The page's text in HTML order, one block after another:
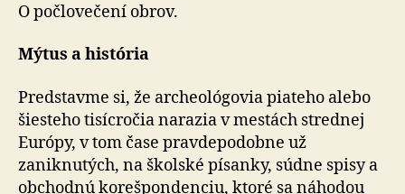
O počlovečení obrov.
Mýtus a história
Predstavme si, že archeológovia piateho alebo
šiesteho tisícročia narazia v mestách strednej
Európy, v tom čase pravdepodobne už
zaniknutých, na školské písanky, súdne spisy a
obchodnú korešpondenciu, ktoré sa náhodou